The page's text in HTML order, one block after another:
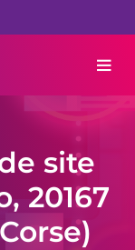
site
20167